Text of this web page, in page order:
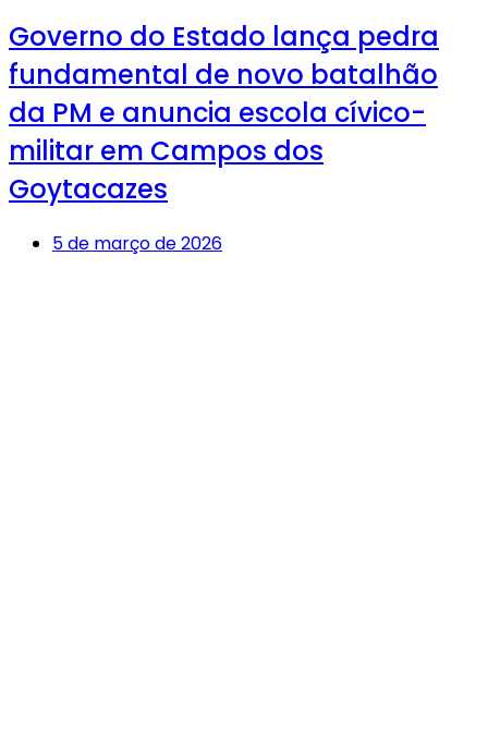
Governo do Estado lança pedra
fundamental de novo batalhão
da PM e anuncia escola cívico-
militar em Campos dos
Goytacazes
5 de março de 2026